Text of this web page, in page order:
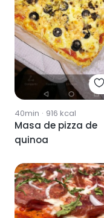
40min · 916 kcal
Masa de pizza de
quinoa